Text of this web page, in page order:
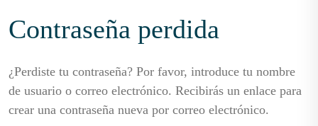
Contraseña perdida
¿Perdiste tu contraseña? Por favor, introduce tu nombre
de usuario o correo electrónico. Recibirás un enlace para
crear una contraseña nueva por correo electrónico.